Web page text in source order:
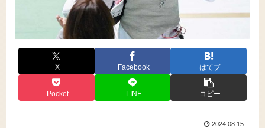
X Facebook はてブ
Pocket LINE コピー
2024.08.15